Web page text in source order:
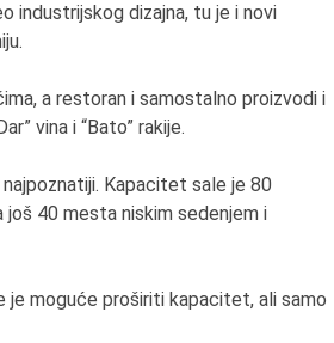
industrijskog dizajna, tu je i novi
a restoran i samostalno proizvodi i
vina i “Bato” rakije.
Kapacitet sale je 80
40 mesta niskim sedenjem i
moguće proširiti kapacitet, ali samo